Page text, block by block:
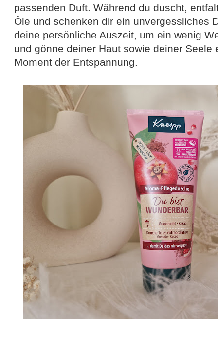
passenden Duft. Während du duscht,
Öle und schenken dir ein unvergessliches
deine persönliche Auszeit, um ein wenig
und gönne deiner Haut sowie deiner Seele
Moment der Entspannung.